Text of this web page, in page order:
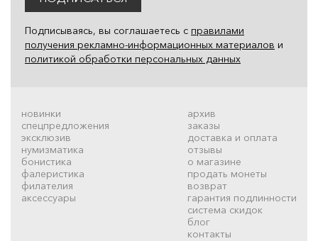
Подписываясь, вы соглашаетесь с правилами
получения рекламно-информационных материалов и
политикой обработки персональных данных
новинки
спецпредложения
эксклюзив
нумизматика
бонистика
фалеристика
филателия
аксессуары
архив
заказы
доставка и оплата
отзывы
о магазине
продать монеты
возврат
гарантия подлинности
система скидок
блог
контакты